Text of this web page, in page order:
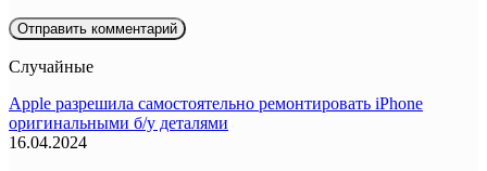
Случайные
Apple разрешила самостоятельно ремонтировать iPhone
оригинальными б/у деталями
16.04.2024